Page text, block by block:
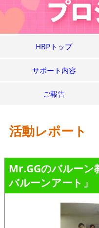
HBPトップ
サポート内容
ご報告
活動レポート
Mr.GGのバルーン
バルーンアート」